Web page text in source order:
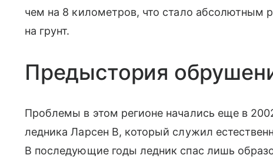
чем на 8 километров, что стало абсолютным
на грунт.
Предыстория
Проблемы в этом регионе начались еще в
ледника Ларсен B, который служил
В последующие годы ледник спас лишь